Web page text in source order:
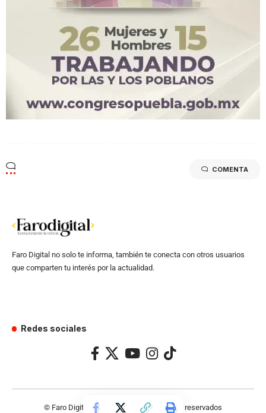
COMENTA
Faro Digital no solo te informa, también te conecta con otros usuarios
que comparten tu interés por la actualidad.
Redes sociales
© Faro Digital 2024 – Todos los derechos reservados